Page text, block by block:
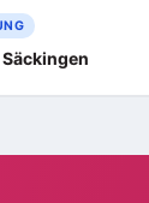
Säckingen